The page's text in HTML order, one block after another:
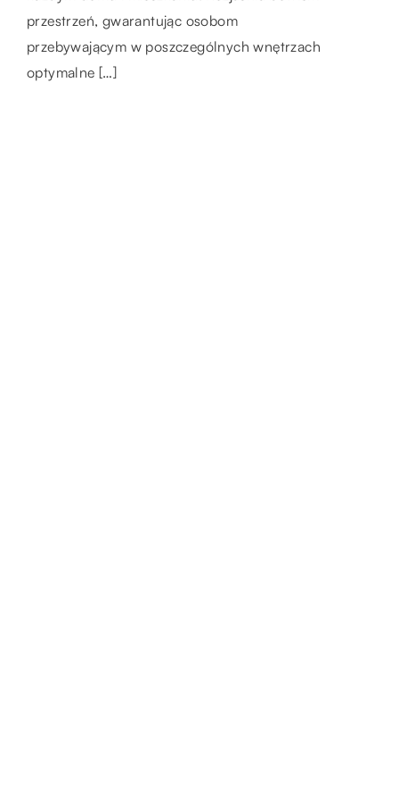
Dostarczają one niezbędnych […]
przestrzeń, gwarantując osobom
przebywającym w poszczególnych wnętrzach
optymalne […]
aranżacji sklepu odzieżowego. Oczywiście
należy upewnić się, że jest wystarczająco
dużo […]